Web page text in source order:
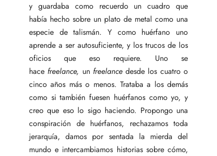
y guardaba como recuerdo un cuadro que
había hecho sobre un plato de metal como una
especie de talismán. Y como huérfano uno
aprende a ser autosuficiente, y los trucos de los
oficios que eso requiere. Uno se
hace freelance, un freelancedesde los cuatro o
cinco años más o menos. Trataba a los demás
como si también fuesen huérfanos como yo, y
creo que eso lo sigo haciendo. Propongo una
conspiración de huérfanos, rechazamos toda
jerarquía, damos por sentada la mierda del
mundo e intercambiamos historias sobre cómo,